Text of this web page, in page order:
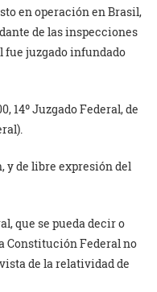
en operación en Brasil,
de las inspecciones
juzgado infundado
14º Juzgado Federal, de
y de libre expresión del
que se pueda decir o
Constitución Federal no
de la relatividad de